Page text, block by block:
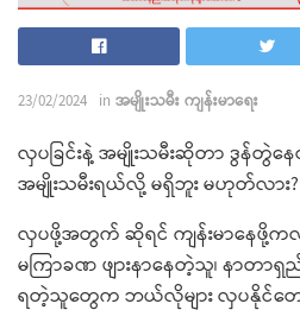
23/02/2024 in အမျိုးသမီး ကျန်းမာရေး
လှပခြင်းနဲ့ အမျိုးသမီးဆိုတာ ဒွန်တွဲန
အမျိုးသမီးရယ်လို့ မရှိဘူး မဟုတ်လား?
လှပဖို့အတွက် ဆိုရင် ကျန်းမာနေဖို့ကလ
မကြာခဏ ဖျားနာနေတဲ့သူ၊ နာတာရှ
ရတဲ့သူတွေက ဘယ်လိုများ လှပနိုင်တေ